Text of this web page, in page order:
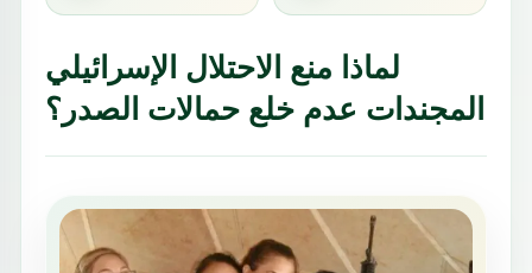
لماذا منع الاحتلال الإسرائيلي
المجندات عدم خلع حمالات الصدر؟